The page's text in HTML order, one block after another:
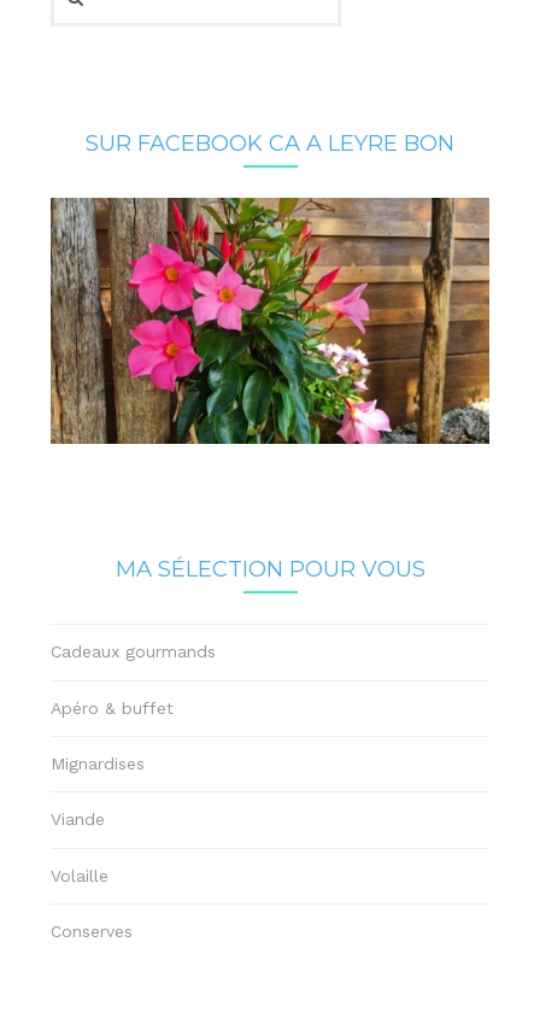
SUR FACEBOOK CA A LEYRE BON
MA SÉLECTION POUR VOUS
Cadeaux gourmands
Apéro & buffet
Mignardises
Viande
Volaille
Conserves